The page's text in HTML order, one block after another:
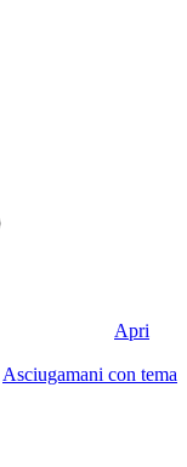
Apri
Asciugamani con tema